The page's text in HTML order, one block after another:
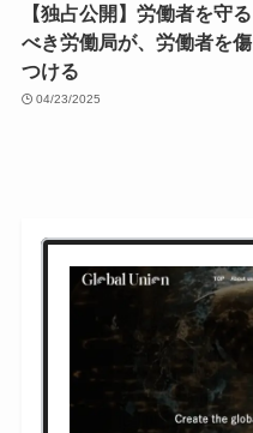
【独占公開】労働者を守る
べき労働局が、労働者を傷
つける
04/23/2025